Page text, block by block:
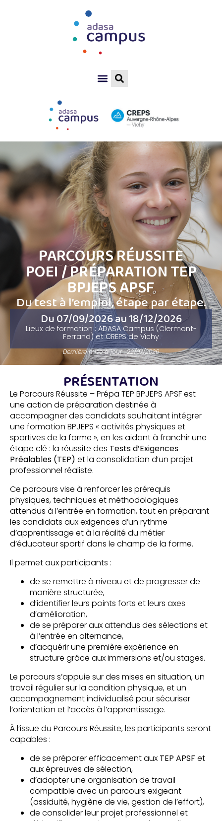
PARCOURS RÉUSSITE
POEI / PRÉPARATION TEP
BPJEPS APSF
Du test à l’emploi, étape par étape.
Du 07/09/2026 au 18/12/2026
Lieux de formation : ADASA Campus (Clermont-
Ferrand) et CREPS de Vichy
Dernière mise à jour : 22/07/2026
PRÉSENTATION
Le Parcours Réussite – Prépa TEP BPJEPS APSF est
une action de préparation destinée à
accompagner des candidats souhaitant intégrer
une formation BPJEPS « activités physiques et
sportives de la forme », en les aidant à franchir une
étape clé : la réussite des Tests d’Exigences
Préalables (TEP) et la consolidation d’un projet
professionnel réaliste.
Ce parcours vise à renforcer les prérequis
physiques, techniques et méthodologiques
attendus à l’entrée en formation, tout en préparant
les candidats aux exigences d’un rythme
d’apprentissage et à la réalité du métier
d’éducateur sportif dans le champ de la forme.
Il permet aux participants :
de se remettre à niveau et de progresser de
manière structurée,
d’identifier leurs points forts et leurs axes
d’amélioration,
de se préparer aux attendus des sélections et
à l’entrée en alternance,
d’acquérir une première expérience en
structure grâce aux immersions et/ou stages.
Le parcours s’appuie sur des mises en situation, un
travail régulier sur la condition physique, et un
accompagnement individualisé pour sécuriser
l’orientation et l’accès à l’apprentissage.
À l’issue du Parcours Réussite, les participants seront
capables :
de se préparer efficacement aux TEP APSF et
aux épreuves de sélection,
d’adopter une organisation de travail
compatible avec un parcours exigeant
(assiduité, hygiène de vie, gestion de l’effort),
de consolider leur projet professionnel et